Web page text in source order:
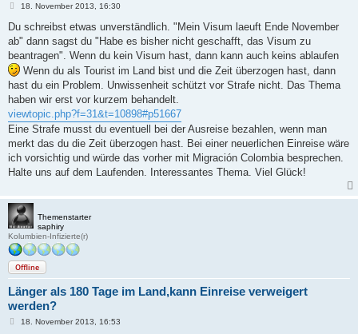
B
r
a
g
18. November 2013, 16:30
Du schreibst etwas unverständlich. "Mein Visum laeuft Ende November
ab" dann sagst du "Habe es bisher nicht geschafft, das Visum zu
beantragen". Wenn du kein Visum hast, dann kann auch keins ablaufen
Wenn du als Tourist im Land bist und die Zeit überzogen hast, dann
hast du ein Problem. Unwissenheit schützt vor Strafe nicht. Das Thema
haben wir erst vor kurzem behandelt.
viewtopic.php?f=31&t=10898#p51667
Eine Strafe musst du eventuell bei der Ausreise bezahlen, wenn man
merkt das du die Zeit überzogen hast. Bei einer neuerlichen Einreise wäre
ich vorsichtig und würde das vorher mit Migración Colombia besprechen.
Halte uns auf dem Laufenden. Interessantes Thema. Viel Glück!
Themenstarter
saphiry
Kolumbien-Infizierte(r)
Offline
Länger als 180 Tage im Land,kann Einreise verweigert
werden?
B18. November 2013, 16:53